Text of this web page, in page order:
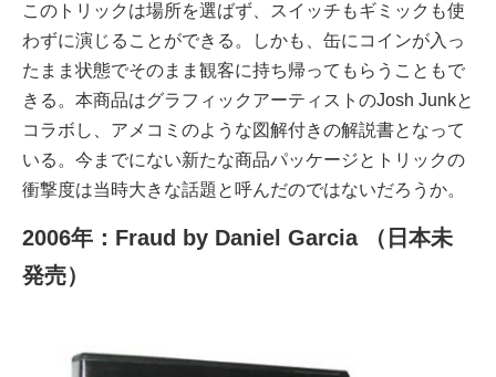
このトリックは場所を選ばず、スイッチもギミックも使
わずに演じることができる。しかも、缶にコインが入っ
たまま状態でそのまま観客に持ち帰ってもらうこともで
きる。本商品はグラフィックアーティストのJosh Junkと
コラボし、アメコミのような図解付きの解説書となって
いる。今までにない新たな商品パッケージとトリックの
衝撃度は当時大きな話題と呼んだのではないだろうか。
2006年：Fraud by Daniel Garcia （日本未
発売）